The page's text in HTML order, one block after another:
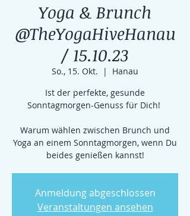
Yoga & Brunch
@TheYogaHiveHanau
/ 15.10.23
So., 15. Okt.
  |
Hanau
Ist der perfekte, gesunde
Sonntagmorgen-Genuss für Dich!
Warum wählen zwischen Brunch und
Yoga an einem Sonntagmorgen, wenn Du
beides genießen kannst!
Anmeldung abgeschlossen
Veranstaltungen ansehen